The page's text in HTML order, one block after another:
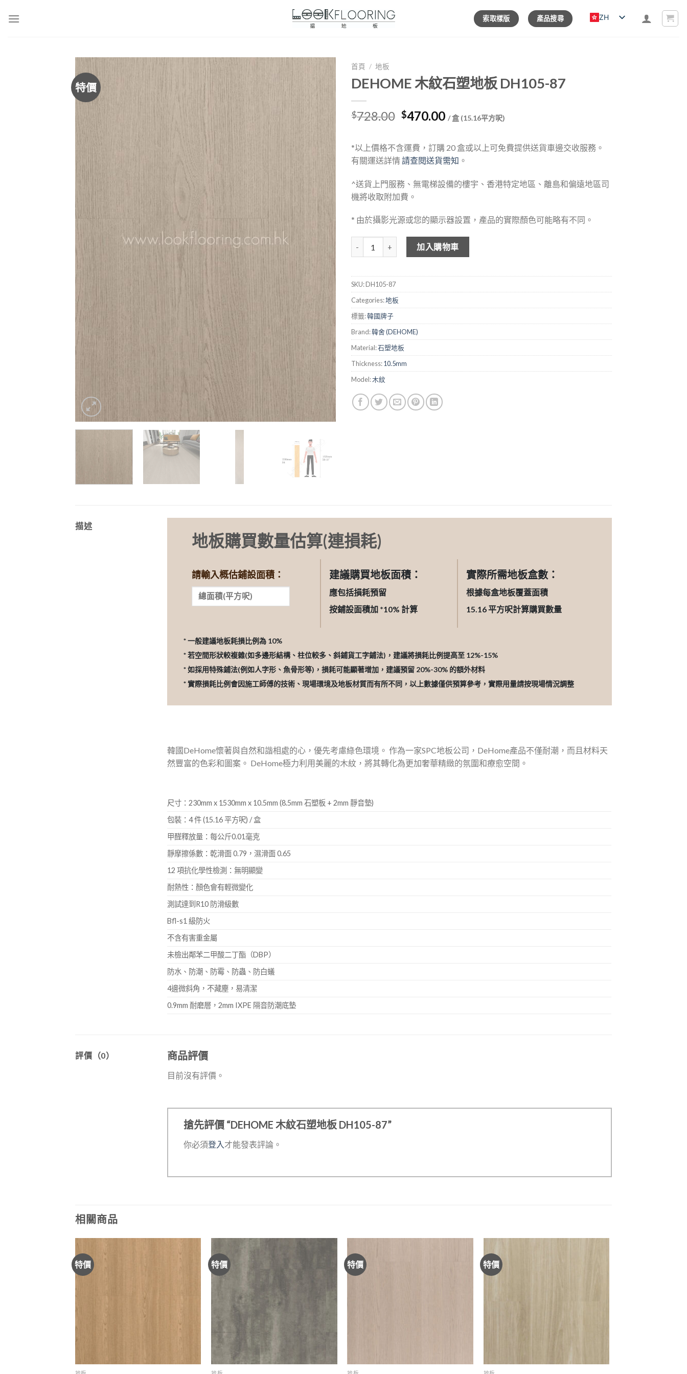
索取樣版 產品搜尋 ZH
特價
首頁 / 地板
DEHOME 木紋石塑地板 DH105-87
$728.00 Original
$728.00.
$470.00Current
$470.00.
/ 盒 (15.16平方呎)
*以上價格不含運費，訂購 20 盒或以上可免費提供送貨車邊交收服務。
有關運送詳情請查閱送貨需知 。
^送貨上門服務、無電梯設備的樓宇、香港特定地區、離島和偏遠地區司
機將收取附加費。
* 由於攝影光源或您的顯示器設置，產品的實際顏色可能略有不同。
DEHOME 木紋石塑地板 DH105-87 數量
加入購物車
SKU:DH105-87
Categories:地板
標籤:韓國牌子
Brand:韓舍 (DEHOME)
Material:石塑地板
Thickness:10.5mm
Model:木紋
描述
地板購買數量估算(連損耗)
請輸入概估鋪設面積： 建議購買地板面積：
應包括損耗預留
按鋪設面積加 *10% 計算
實際所需地板盒數：
根據每盒地板覆蓋面積
15.16平方呎計算購買數量
* 一般建議地板耗損比例為 10%
* 若空間形狀較複雜(如多邊形結構、柱位較多、斜鋪貨工字鋪法)，建議將損耗比例提高至 12%-15%
* 如採用特殊鋪法(例如人字形、魚骨形等)，損耗可能顯著增加，建議預留 20%-30% 的額外材料
* 實際損耗比例會因施工師傅的技術、現場環境及地板材質而有所不同，以上數據僅供預算參考，實際用量請按現場情況調整
韓國DeHome懷著與自然和諧相處的心，優先考慮綠色環境。 作為一家SPC地板公司，DeHome產品不僅耐潮，而且材料天
然豐富的色彩和圖案。 DeHome極力利用美麗的木紋，將其轉化為更加奢華精緻的氛圍和療愈空間。
尺寸：230mm x 1530mm x 10.5mm (8.5mm 石塑板 + 2mm 靜音墊)
包裝：4 件 (15.16 平方呎) / 盒
甲醛釋放量：每公斤0.01毫克
靜摩擦係數：乾滑面 0.79，濕滑面 0.65
12 項抗化學性檢測：無明顯變
耐熱性：顏色會有輕微變化
測試達到R10 防滑級數
Bfl-s1 級防火
不含有害重金屬
未檢出鄰苯二甲酸二丁酯（DBP）
防水、防潮、防霉、防蟲、防白蟻
4邊微斜角，不藏塵，易清潔
0.9mm 耐磨層，2mm IXPE 隔音防潮底墊
評價（0） 商品評價
目前沒有評價。
搶先評價 “DEHOME 木紋石塑地板 DH105-87”
你必須登入 才能發表評論。
相關商品
特價 特價 特價 特價